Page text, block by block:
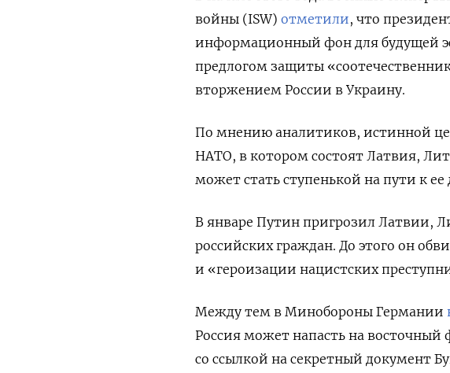
войны (ISW) отметили, что
информационный фон для будущей
предлогом защиты
вторжением России в Украину.
По мнению аналитиков, истинной
НАТО, в котором состоят Латвия,
может стать ступенькой на пути к
В январе Путин пригрозил Латвии,
российских граждан. До этого он
и «героизации нацистских
Между тем в Минобороны Германии
Россия может напасть на восточный
со ссылкой на секретный документ